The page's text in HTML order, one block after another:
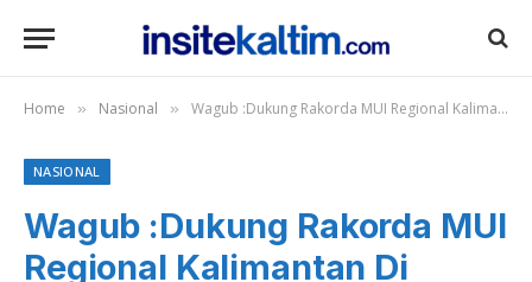
Home » Nasional » Wagub :Dukung Rakorda MUI Regional Kalimantan Di Samarinda
NASIONAL
Wagub :Dukung Rakorda MUI
Regional Kalimantan Di